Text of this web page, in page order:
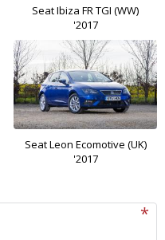
Seat Ibiza FR TGI (WW)
'2017
Seat Leon Ecomotive (UK)
'2017